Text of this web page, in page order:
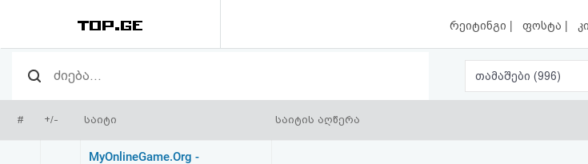
რეიტინგი | ფოსტა |
რეიტინგი
(მთავარი)
ფოსტა
თამაშები (996)
# +/- საიტი საიტის აღწერა
MyOnlineGame.Org -